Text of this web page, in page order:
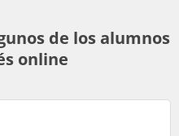
de los alumnos
online